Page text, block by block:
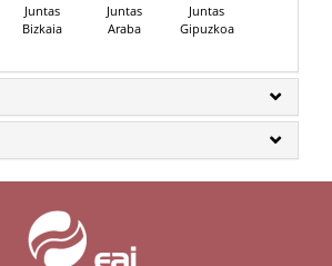
Juntas
Bizkaia
Juntas
Araba
Juntas
Gipuzkoa